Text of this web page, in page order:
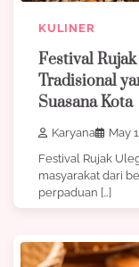
KULINER
Festival Rujak
Tradisional
Suasana Kota
Karyana
May
Festival Rujak
masyarakat dari
perpaduan […]